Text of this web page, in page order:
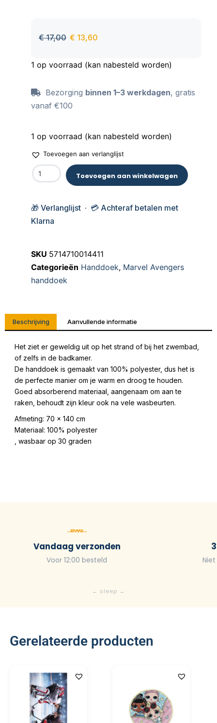
wasbeurten.
€17,00 € 13,60
1 op voorraad (kan nabesteld worden)
Bezorging binnen 1–3 werkdagen, gratis
vanaf €100
1 op voorraad (kan nabesteld worden)
Toevoegen aan verlanglijst
Toevoegen aan winkelwagen
🎁 Verlanglijst · 💳 Achteraf betalen met
Klarna
SKU 5714710014411
Categorieën Handdoek, Marvel Avengers
handdoek
Beschrijving Aanvullende informatie
Het ziet er geweldig uit op het strand of bij het zwembad,
of zelfs in de badkamer.
De handdoek is gemaakt van 100% polyester, dus het is
de perfecte manier om je warm en droog te houden.
Goed absorberend materiaal, aangenaam om aan te
raken, behoudt zijn kleur ook na vele wasbeurten.
Afmeting: 70 x 140 cm
Materiaal: 100% polyester
, wasbaar op 30 graden
Vandaag verzonden
Voor 12:00 besteld
Gerelateerde producten